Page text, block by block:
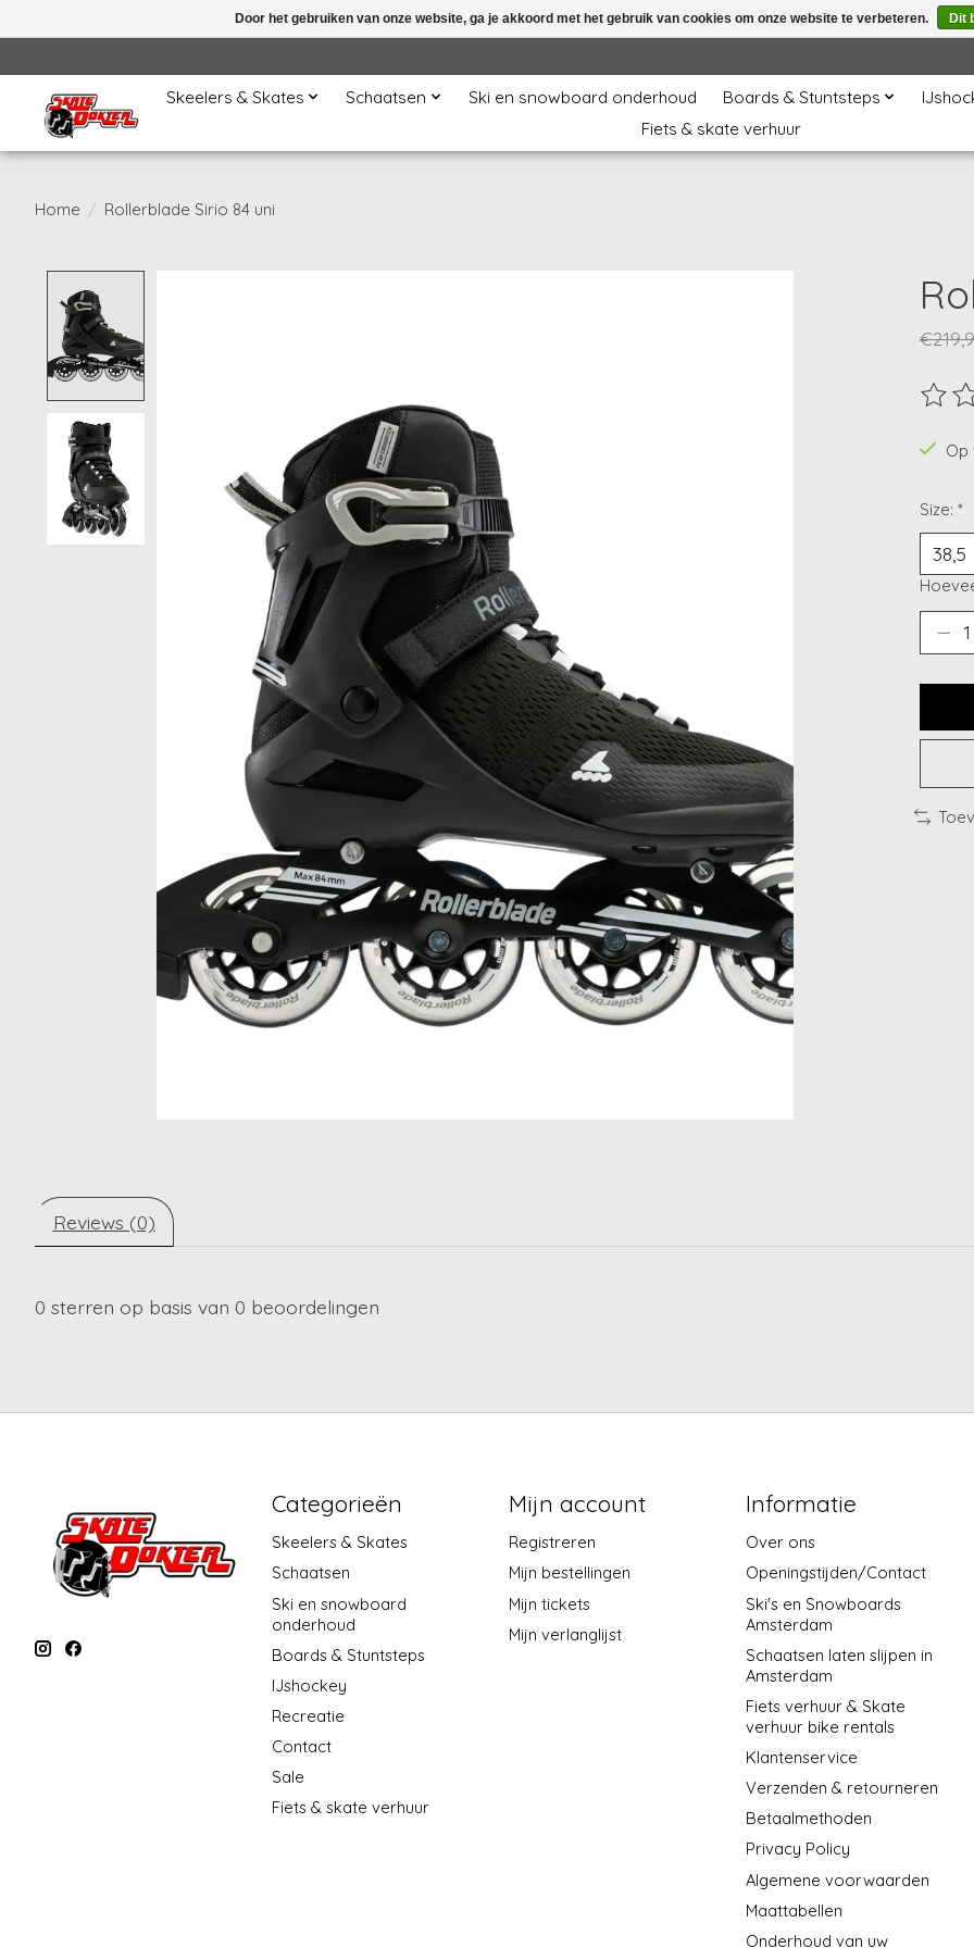
Skeelers & Skates Schaatsen Ski en snowboard onderhoud Boards & Stuntsteps
Fiets & skate verhuur
Home / Rollerblade Sirio 84 uni
De
Op
Size: *
Reviews (0)
0 sterren op basis van 0 beoordelingen
Categorieën
Skeelers & Skates
Schaatsen
Ski en snowboard
onderhoud
Boards & Stuntsteps
IJshockey
Recreatie
Contact
Sale
Fiets & skate verhuur
Mijn account
Registreren
Mijn bestellingen
Mijn tickets
Mijn verlanglijst
Informatie
Over ons
Openingstijden/Contact
Ski's en Snowboards
Amsterdam
Schaatsen laten slijpen in
Amsterdam
Fiets verhuur & Skate
verhuur bike rentals
Klantenservice
Verzenden & retourneren
Betaalmethoden
Privacy Policy
Algemene voorwaarden
Maattabellen
Onderhoud van uw
Door het gebruiken van onze website, ga je akkoord met het gebruik van cookies om onze website te verbeteren. Dit